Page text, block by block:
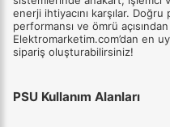
enerji ihtiyacını karşılar.
performansı ve ömrü
Elektromarketim.com’dan en
sipariş oluşturabilirsiniz!
PSU Kullanım Alanları